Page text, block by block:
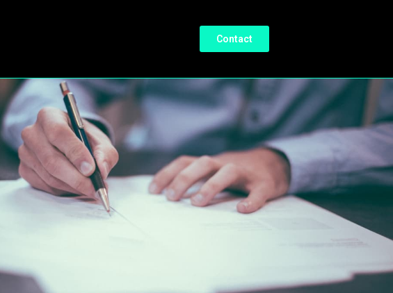
Contact